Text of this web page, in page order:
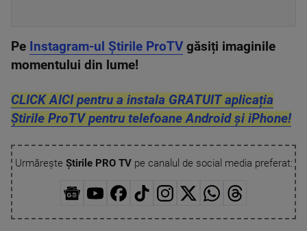
Pe Instagram-ul Știrile ProTV găsiți imaginile
momentului din lume!
CLICK AICI pentru a instala GRATUIT aplicația
Știrile ProTV pentru telefoane Android și iPhone!
Urmărește Știrile PRO TVpe canalul de social media preferat: